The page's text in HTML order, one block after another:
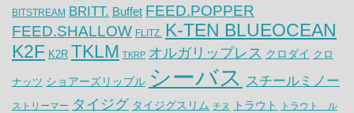
BITSTREAM BRITT. Buffet FEED.POPPER
FEED.SHALLOW FLITZ. K-TEN BLUEOCEAN
K2F K2R TKLM TKRP オルガリップレス クロダイ クロ
ナッツ ショアーズリップル シーバス スチールミノー
ストリーマー タイジグ タイジグスリム チヌ トラウト トラウト ル